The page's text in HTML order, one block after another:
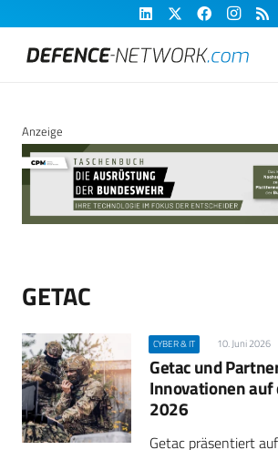
Anzeige
GETAC
CYBER & IT 10. Juni 2026
Getac und
Innovationen
2026
Getac präsentiert